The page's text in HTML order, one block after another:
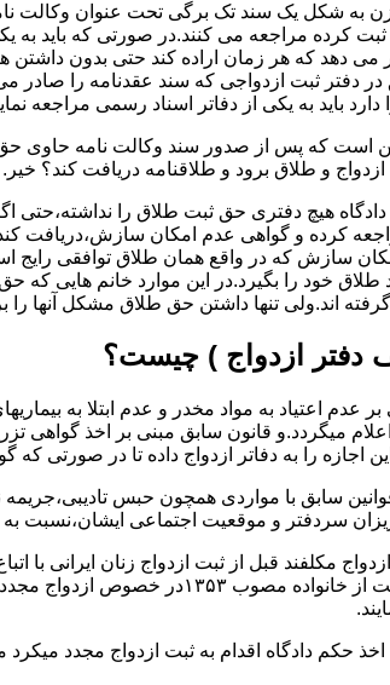
شکل یک سند تک برگی تحت عنوان وکالت
ثبت کرده مراجعه می کنند.در صورتی که باید به
می دهد که هر زمان اراده کند حتی بدون داشتن
در دفتر ثبت ازدواجی که سند عقدنامه را
باید به یکی از دفاتر اسناد رسمی مراجعه
که پس از صدور سند وکالت نامه حاوی حق
و طلاق برود و طلاقنامه دریافت کند؟ خیر.
هیچ دفتری حق ثبت طلاق را نداشته،حتی
کرده و گواهی عدم امکان
سازش که در واقع همان طلاق توافقی
طلاق خود را بگیرد.در این موارد خانم هایی که
اند.ولی تنها داشتن حق طلاق مشکل آنها
دفتر ازدواج ) چیست؟
میگردد.و قانون سابق مبنی بر اخذ
اجازه را به دفاتر ازدواج داده تا در صورتی که
سابق با مواردی همچون حبس
سردفتر و موقعیت اجتماعی ایشان،نسبت به
با توجه به عدم نسخ ماده ۱۶
حکم دادگاه اقدام به ثبت ازدواج مجدد